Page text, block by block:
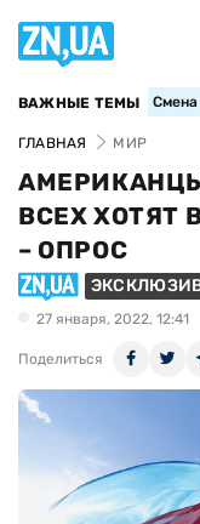
ВАЖНЫЕ ТЕМЫ Смена
ГЛАВНАЯ МИР
ВСЕХ ХОТЯТ
– ОПРОС
27 января, 2022, 12:41
Поделиться